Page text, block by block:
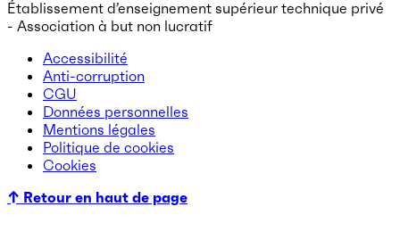
Établissement d’enseignement supérieur technique privé
- Association à but non lucratif
Accessibilité
Anti-corruption
CGU
Données personnelles
Mentions légales
Politique de cookies
Cookies
↑ Retour en haut de page